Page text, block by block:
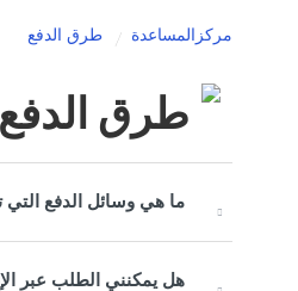
مركزالمساعدة طرق الدفع
طرق الدفع
ما هي وسائل الدفع التي
هل يمكنني الطلب عبر